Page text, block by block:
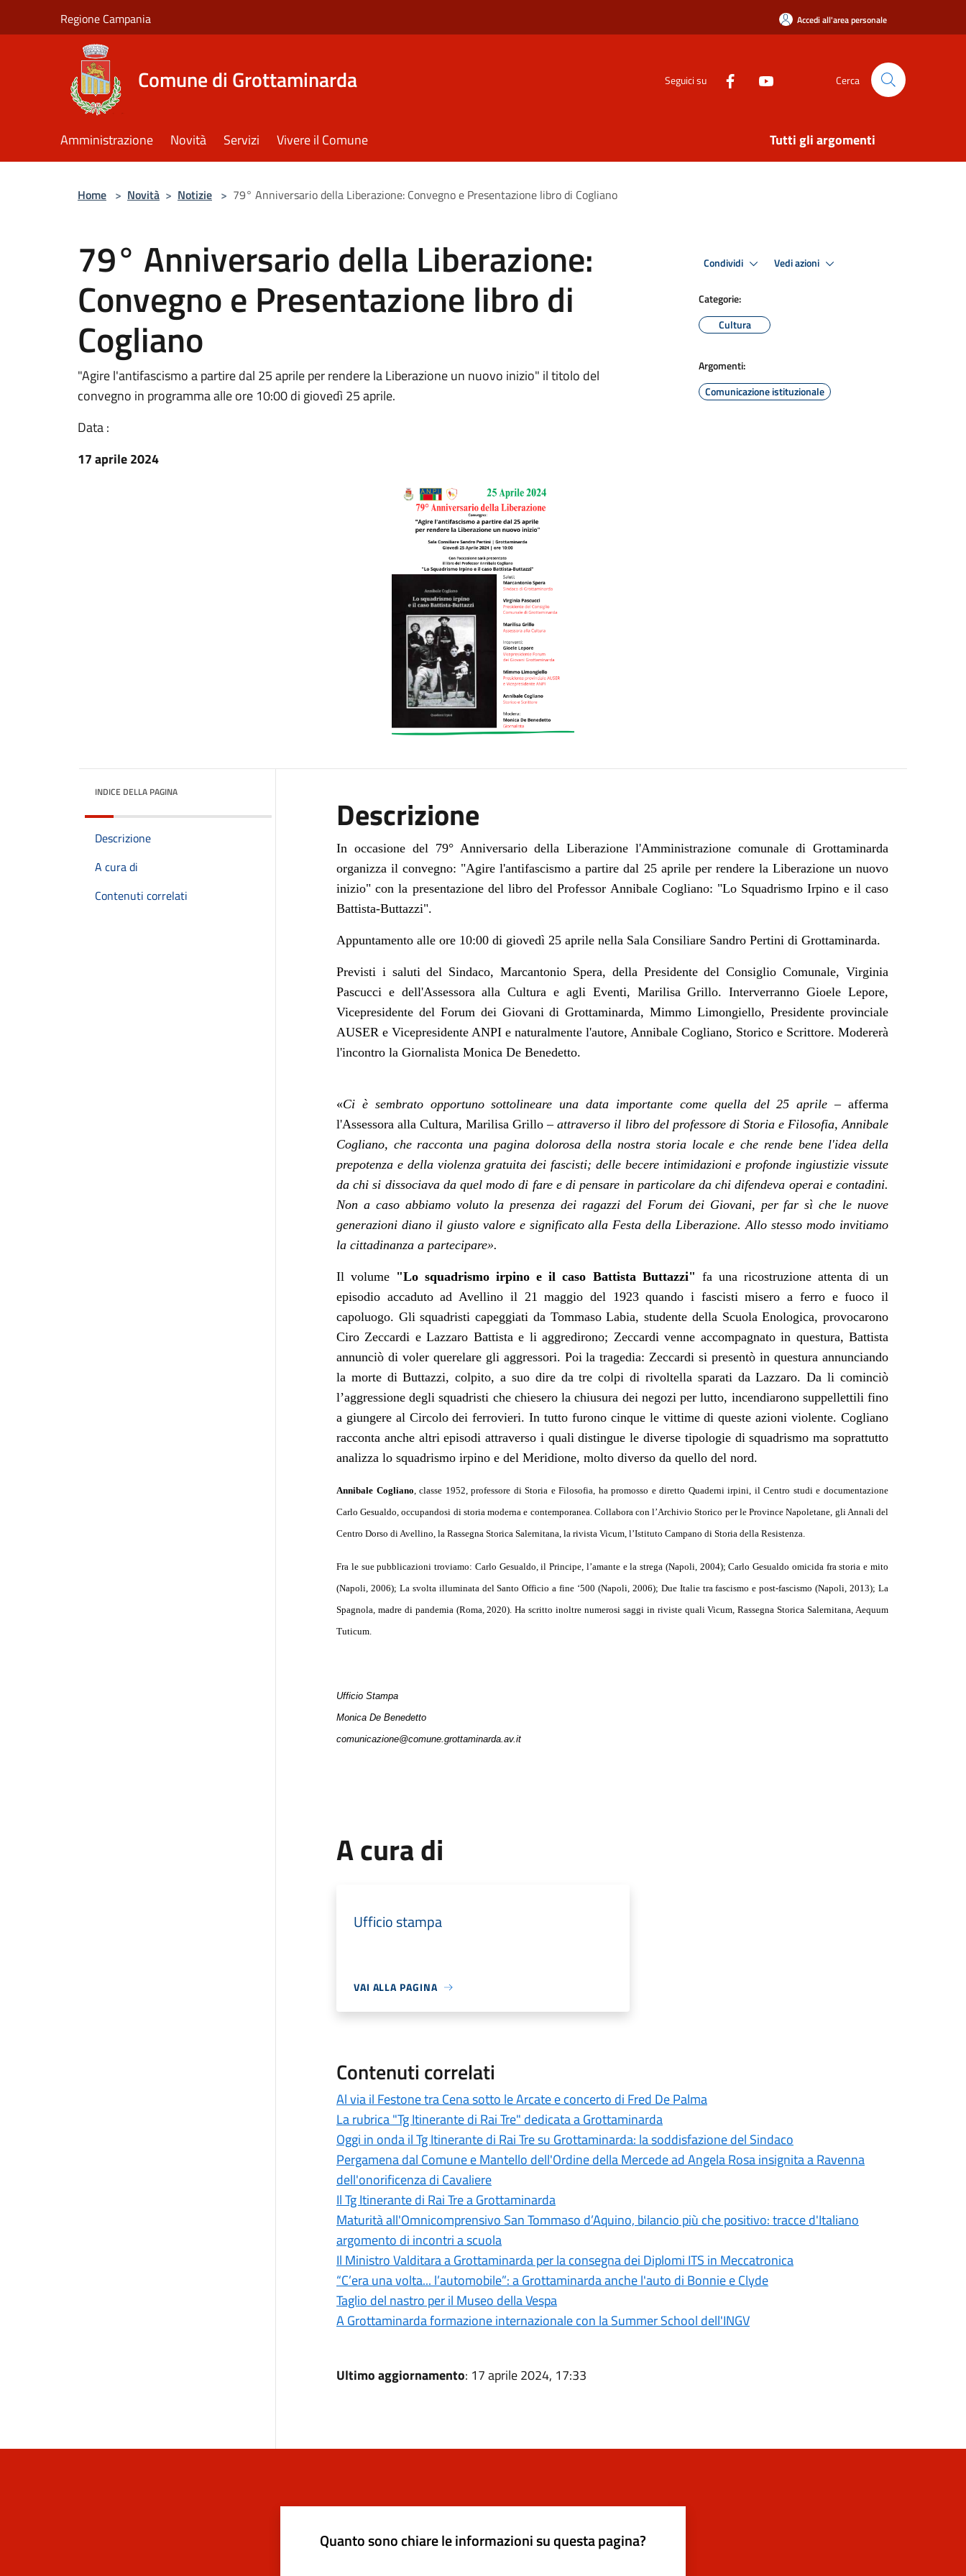
Regione Campania Accedi all'area personale
Comune di Grottaminarda Seguici su Cerca
Amministrazione Novità Servizi Vivere il Comune Tutti gli argomenti
Home > Novità > Notizie > 79° Anniversario della Liberazione: Convegno e Presentazione libro di Cogliano
79° Anniversario della Liberazione:
Convegno e Presentazione libro di
Cogliano
"Agire l'antifascismo a partire dal 25 aprile per rendere la Liberazione un nuovo inizio" il titolo del
convegno in programma alle ore 10:00 di giovedì 25 aprile.
Data :
17 aprile 2024
Condividi Vedi azioni
Categorie:
Cultura
Argomenti:
Comunicazione istituzionale
INDICE DELLA PAGINA
Descrizione
A cura di
Contenuti correlati
Descrizione
In occasione del 79° Anniversario della Liberazione l'Amministrazione comunale di Grottaminarda
organizza il convegno: "Agire l'antifascismo a partire dal 25 aprile per rendere la Liberazione un nuovo
inizio" con la presentazione del libro del Professor Annibale Cogliano: "Lo Squadrismo Irpino e il caso
Battista-Buttazzi".
Appuntamento alle ore 10:00 di giovedì 25 aprile nella Sala Consiliare Sandro Pertini di Grottaminarda.
Previsti i saluti del Sindaco, Marcantonio Spera, della Presidente del Consiglio Comunale, Virginia
Pascucci e dell'Assessora alla Cultura e agli Eventi, Marilisa Grillo.Interverranno Gioele Lepore,
Vicepresidente del Forum dei Giovani di Grottaminarda, Mimmo Limongiello, Presidente provinciale
AUSER e Vicepresidente ANPI e naturalmente l'autore, Annibale Cogliano, Storico e Scrittore. Modererà
l'incontro la Giornalista Monica De Benedetto.
«Ci è sembrato opportuno sottolineare una data importante come quella del 25 aprile – afferma
l'Assessora alla Cultura, Marilisa Grillo – attraverso il libro del professore di Storia e Filosofia,Annibale
Cogliano, che racconta una pagina dolorosa della nostra storia locale e che rende bene l'idea della
prepotenza e della violenza gratuita dei fascisti; delle becere intimidazioni e profonde ingiustizie vissute
da chi si dissociava da quel modo di fare e di pensare in particolare da chi difendeva operai e contadini.
Non a caso abbiamo voluto la presenza dei ragazzi del Forum dei Giovani, per far sì che le nuove
generazioni diano il giusto valore e significato alla Festa della Liberazione. Allo stesso modo invitiamo
la cittadinanza a partecipare».
Il volume "Lo squadrismo irpino e il caso Battista Buttazzi" fa una ricostruzione attenta di un
episodio accaduto ad Avellino il 21 maggio del 1923 quando i fascisti misero a ferro e fuoco il
capoluogo. Gli squadristi capeggiati da Tommaso Labia, studente della Scuola Enologica, provocarono
Ciro Zeccardi e Lazzaro Battista e li aggredirono; Zeccardi venne accompagnato in questura, Battista
annunciò di voler querelare gli aggressori. Poi la tragedia: Zeccardi si presentò in questura annunciando
la morte di Buttazzi, colpito, a suo dire da tre colpi di rivoltella sparati da Lazzaro. Da li cominciò
l’aggressione degli squadristi che chiesero la chiusura dei negozi per lutto, incendiarono suppellettili fino
a giungere al Circolo dei ferrovieri. In tutto furono cinque le vittime di queste azioni violente. Cogliano
racconta anche altri episodi attraverso i quali distingue le diverse tipologie di squadrismo ma soprattutto
analizza lo squadrismo irpino e del Meridione, molto diverso da quello del nord.
Annibale Cogliano, classe 1952, professore di Storia e Filosofia, ha promosso e diretto Quaderni irpini, il Centro studi e documentazione
Carlo Gesualdo, occupandosi di storia moderna e contemporanea. Collabora con l’Archivio Storico per le Province Napoletane, gli Annali del
Centro Dorso di Avellino, la Rassegna Storica Salernitana, la rivista Vicum, l’Istituto Campano di Storia della Resistenza.
Fra le sue pubblicazioni troviamo: Carlo Gesualdo, il Principe, l’amante e la strega (Napoli, 2004); Carlo Gesualdo omicida fra storia e mito
(Napoli, 2006); La svolta illuminata del Santo Officio a fine ‘500 (Napoli, 2006); Due Italie tra fascismo e post-fascismo (Napoli, 2013); La
Spagnola, madre di pandemia (Roma, 2020). Ha scritto inoltre numerosi saggi in riviste quali Vicum, Rassegna Storica Salernitana, Aequum
Tuticum.
Ufficio Stampa
Monica De Benedetto
comunicazione@comune.grottaminarda.av.it
A cura di
Ufficio stampa
VAI ALLA PAGINA
Contenuti correlati
Al via il Festone tra Cena sotto le Arcate e concerto di Fred De Palma
La rubrica "Tg Itinerante di Rai Tre" dedicata a Grottaminarda
Oggi in onda il Tg Itinerante di Rai Tre su Grottaminarda: la soddisfazione del Sindaco
Pergamena dal Comune e Mantello dell'Ordine della Mercede ad Angela Rosa insignita a Ravenna
dell'onorificenza di Cavaliere
Il Tg Itinerante di Rai Tre a Grottaminarda
Maturità all'Omnicomprensivo San Tommaso d’Aquino, bilancio più che positivo: tracce d'Italiano
argomento di incontri a scuola
Il Ministro Valditara a Grottaminarda per la consegna dei Diplomi ITS in Meccatronica
“C’era una volta... l’automobile”: a Grottaminarda anche l'auto di Bonnie e Clyde
Taglio del nastro per il Museo della Vespa
A Grottaminarda formazione internazionale con la Summer School dell'INGV
Ultimo aggiornamento: 17 aprile 2024, 17:33
Quanto sono chiare le informazioni su questa pagina?